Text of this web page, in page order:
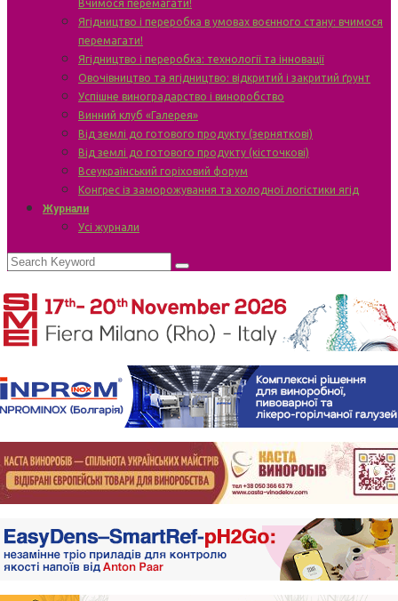
Вчимося перемагати!
Ягідництво і переробка в умовах воєнного стану: вчимося
перемагати!
Ягідництво і переробка: технології та інновації
Овочівництво та ягідництво: відкритий і закритий ґрунт
Успішне виноградарство і виноробство
Винний клуб «Галерея»
Від землі до готового продукту (зерняткові)
Від землі до готового продукту (кісточкові)
Всеукраїнський горіховий форум
Конгрес із заморожування та холодної логістики ягід
Журнали
Усі журнали